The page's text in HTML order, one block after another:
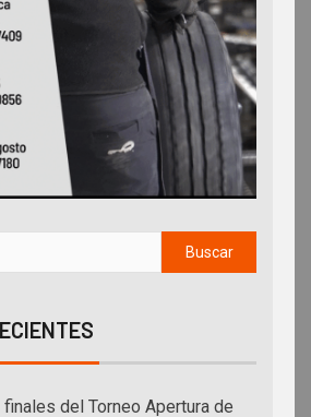
del Torneo Apertura de